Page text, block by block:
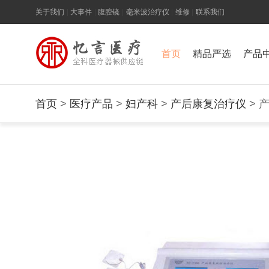
关于我们 大事件 腹腔镜 毫米波治疗仪 维修 联系我们
首页 精品严选 产品
首页 > 医疗产品 > 妇产科 > 产后康复治疗仪 >